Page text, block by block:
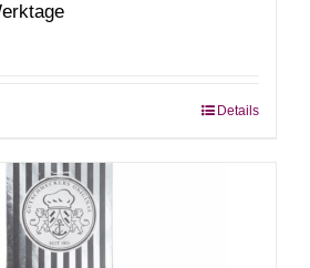
Details